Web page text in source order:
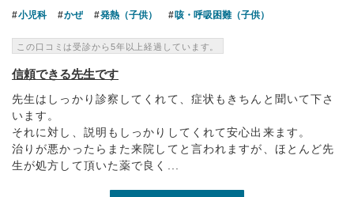
小児科 かぜ 発熱（子供） 咳・呼吸困難（子供）
この口コミは受診から5年以上経過しています。
信頼できる先生です
先生はしっかり診察してくれて、症状もきちんと聞いて下さ
います。
それに対し、説明もしっかりしてくれて安心出来ます。
治りが悪かったらまた来院してと言われますが、ほとんど先
生が処方して頂いた薬で良く...